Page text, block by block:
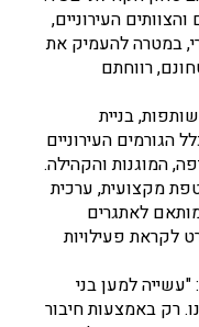
העירוניים,
במטרה להעמיק את
רווחתם
בניית
הגורמים העירוניים
המוגנות והקהילה.
מקצועית, ערכית
לאתגרים
לקראת פעילויות
למען בני
רק באמצעות חיבור